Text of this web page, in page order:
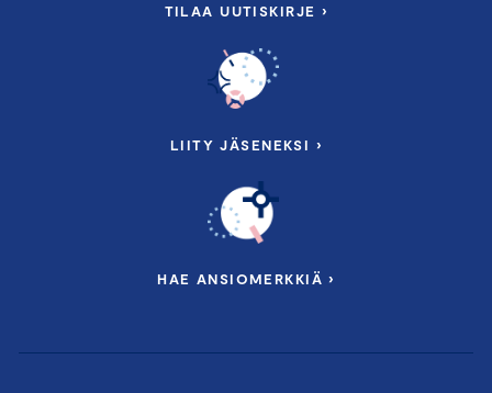
TILAA UUTISKIRJE ›
LIITY JÄSENEKSI ›
HAE ANSIOMERKKIÄ ›